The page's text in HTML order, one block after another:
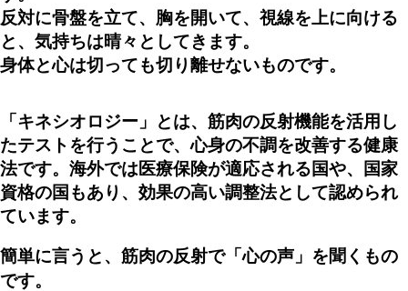
反対に骨盤を立て、胸を開いて、視線を上に向ける
と、気持ちは晴々としてきます。
身体と心は切っても切り離せないものです。
「キネシオロジー」とは、筋肉の反射機能を活用し
たテストを行うことで、心身の不調を改善する健康
法です。海外では医療保険が適応される国や、国家
資格の国もあり、効果の高い調整法として認められ
ています。
簡単に言うと、筋肉の反射で「心の声」を聞くもの
です。